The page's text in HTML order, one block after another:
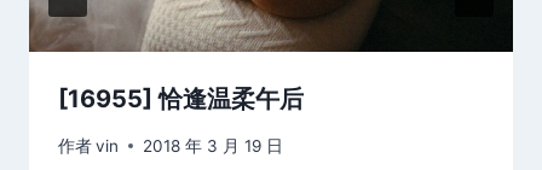
[16955] 恰逢温柔午后
作者vin 2018 年 3 月 19 日